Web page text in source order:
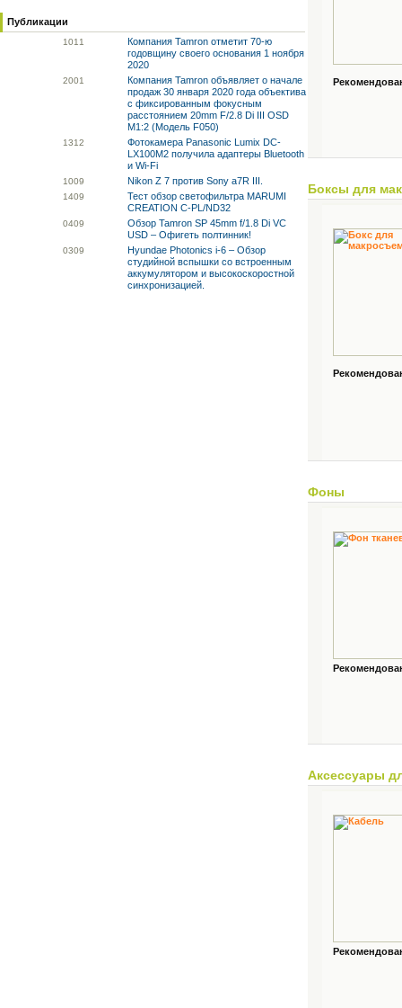
Публикации
1011
Компания Tamron отметит 70-ю
годовщину своего основания 1 ноября
2020
2001
Компания Tamron объявляет о начале
продаж 30 января 2020 года объектива
с фиксированным фокусным
расстоянием 20mm F/2.8 Di III OSD
M1:2 (Модель F050)
1312
Фотокамера Panasonic Lumix DC-
LX100M2 получила адаптеры Bluetooth
и Wi-Fi
1009 Nikon Z 7 против Sony a7R III.
1409
Тест обзор светофильтра MARUMI
CREATION C-PL/ND32
0409
Обзор Tamron SP 45mm f/1.8 Di VC
USD – Офигеть полтинник!
0309
Hyundae Photonics i-6 – Обзор
студийной вспышки со встроенным
аккумулятором и высокоскоростной
синхронизацией.
Боксы для
Фоны
Аксессуары